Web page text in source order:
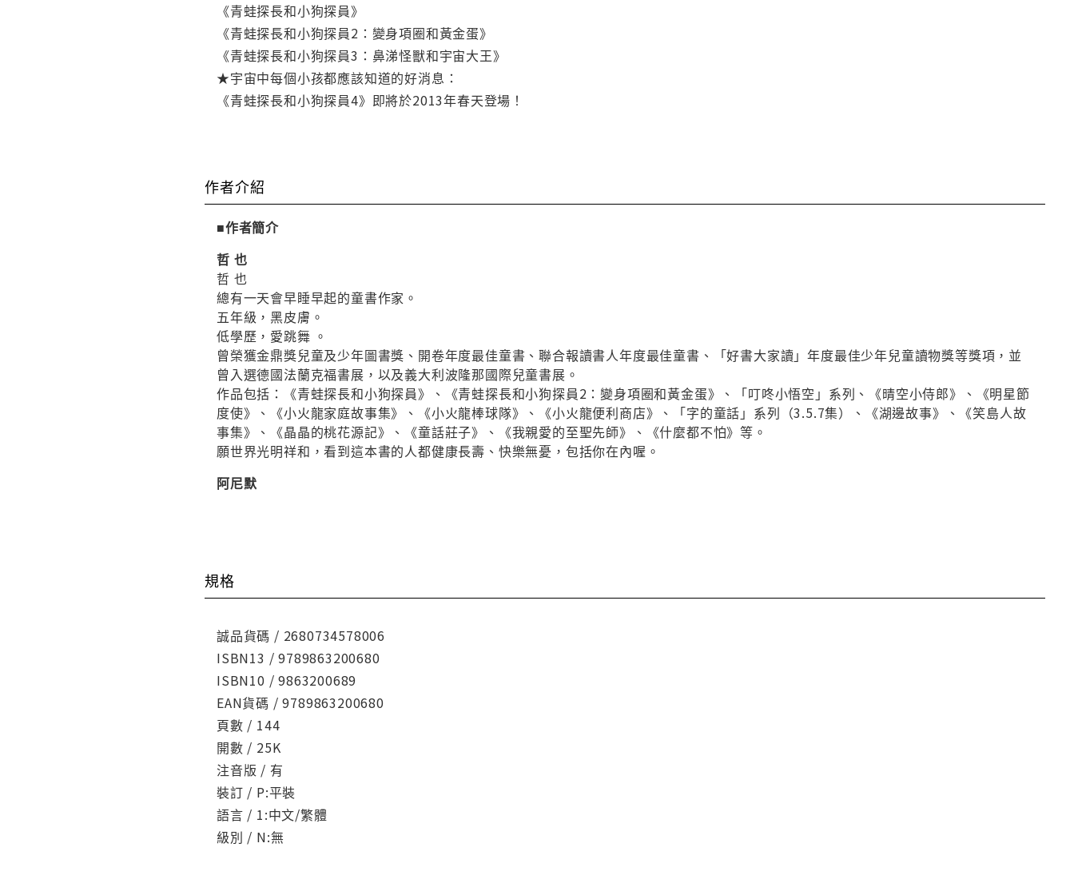
《青蛙探長和小狗探員》
《青蛙探長和小狗探員2：變身項圈和黃金蛋》
《青蛙探長和小狗探員3：鼻涕怪獸和宇宙大王》
★宇宙中每個小孩都應該知道的好消息：
《青蛙探長和小狗探員4》即將於2013年春天登場！
作者介紹
■作者簡介
哲 也
哲 也
總有一天會早睡早起的童書作家。
五年級，黑皮膚。
低學歷，愛跳舞 。
曾榮獲金鼎獎兒童及少年圖書獎、開卷年度最佳童書、聯合報讀書人年度最佳童書、「好書大家讀」年度最佳少年兒童讀物獎等獎項，並
曾入選德國法蘭克福書展，以及義大利波隆那國際兒童書展。
作品包括：《青蛙探長和小狗探員》、《青蛙探長和小狗探員2：變身項圈和黃金蛋》、「叮咚小悟空」系列、《晴空小侍郎》、《明星節
度使》、《小火龍家庭故事集》、《小火龍棒球隊》、《小火龍便利商店》、「字的童話」系列（3.5.7集）、《湖邊故事》、《笑島人故
事集》、《晶晶的桃花源記》、《童話莊子》、《我親愛的至聖先師》、《什麼都不怕》等。
願世界光明祥和，看到這本書的人都健康長壽、快樂無憂，包括你在內喔。
阿尼默
規格
誠品貨碼 / 2680734578006
ISBN13 / 9789863200680
ISBN10 / 9863200689
EAN貨碼 / 9789863200680
頁數 / 144
開數 / 25K
注音版 / 有
裝訂 / P:平裝
語言 / 1:中文/繁體
級別 / N:無